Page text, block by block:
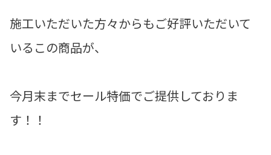
施工いただいた方々からもご好評いただいて
いるこの商品が、
今月末までセール特価でご提供しておりま
す！！